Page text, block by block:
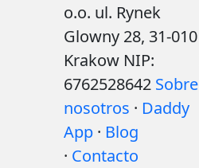
o.o. ul. Rynek
Glowny 28, 31-010
Krakow NIP:
6762528642 Sobre
nosotros · Daddy
App · Blog
· Contacto